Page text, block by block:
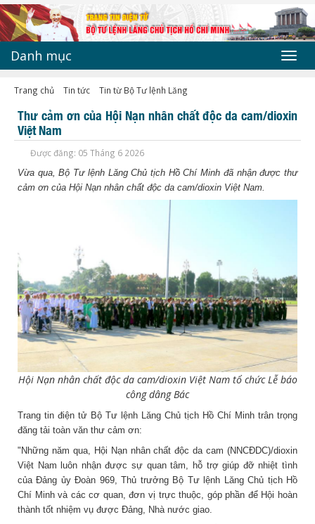
Danh mục
Trang chủ Tin tức Tin từ Bộ Tư lệnh Lăng
Thư cảm ơn của Hội Nạn nhân chất độc da cam/dioxin
Việt Nam
Được đăng: 05 Tháng 6 2026
Vừa qua, Bộ Tư lệnh Lăng Chủ tịch Hồ Chí Minh đã nhận được thư
cảm ơn của Hội Nạn nhân chất độc da cam/dioxin Việt Nam.
Hội Nạn nhân chất độc da cam/dioxin Việt Nam tổ chức Lễ báo
công dâng Bác
Trang tin điện tử Bộ Tư lệnh Lăng Chủ tịch Hồ Chí Minh trân trọng
đăng tải toàn văn thư cảm ơn:
"Những năm qua, Hội Nạn nhân chất độc da cam (NNCĐDC)/dioxin
Việt Nam luôn nhận được sự quan tâm, hỗ trợ giúp đỡ nhiệt tình
của Đảng ủy Đoàn 969, Thủ trưởng Bộ Tư lệnh Lăng Chủ tịch Hồ
Chí Minh và các cơ quan, đơn vị trực thuộc, góp phần để Hội hoàn
thành tốt nhiệm vụ được Đảng, Nhà nước giao.